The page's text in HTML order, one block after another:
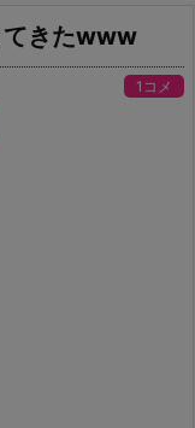
てきたwww
1コメ